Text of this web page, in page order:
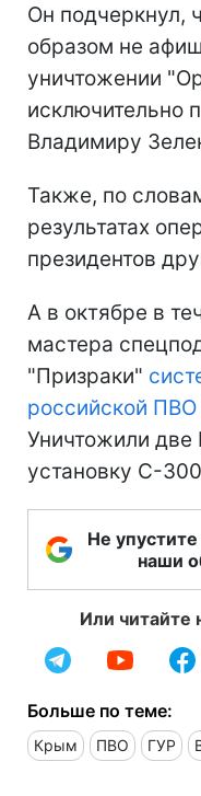
Он подчеркнул,
образом не
уничтожении
исключительно
Владимиру
Также, по
результатах
президентов
А в октябре в
мастера
"Призраки"
российской
Уничтожили
установку С-
Не
наши
Или читайте
Больше по теме:
Крым ПВО ГУР